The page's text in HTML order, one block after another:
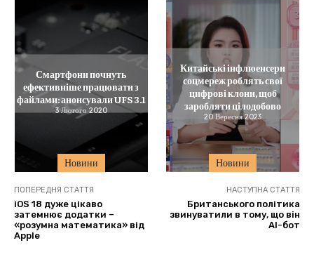
Новини
Смартфони почнуть
ефективніше працювати з
файлами: анонсували UFS 3.1
3 Лютого 2020
Новини
Китайські інфлюенсери
соцмереж роблять свої
цифрові клони, щоб
заробляти цілодобово
20 Вересня 2023
ПОПЕРЕДНЯ СТАТТЯ
iOS 18 дуже цікаво
затемнює додатки –
«розумна математика» від
Apple
НАСТУПНА СТАТТЯ
Британського політика
звинуватили в тому, що він
АІ-бот